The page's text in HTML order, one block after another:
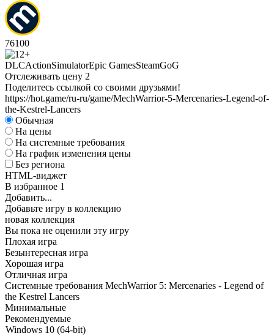
76100
DLCActionSimulatorEpic GamesSteamGoG
Отслеживать цену 2
Поделитесь ссылкой со своими друзьями!
https://hot.game/ru-ru/game/MechWarrior-5-Mercenaries-Legend-of-
the-Kestrel-Lancers
Обычная
На цены
На системные требования
На график изменения цены
Без региона
HTML-виджет
В избранное 1
Добавить...
Добавьте игру в коллекцию
новая коллекция
Вы пока не оценили эту игру
Плохая игра
Безынтересная игра
Хорошая игра
Отличная игра
Системные требования MechWarrior 5: Mercenaries - Legend of
the Kestrel Lancers
Минимальные
Рекомендуемые
Windows 10 (64-bit)